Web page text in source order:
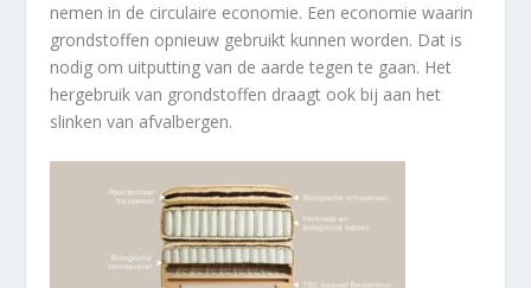
nemen in de circulaire economie. Een economie waarin
grondstoffen opnieuw gebruikt kunnen worden. Dat is
nodig om uitputting van de aarde tegen te gaan. Het
hergebruik van grondstoffen draagt ook bij aan het
slinken van afvalbergen.